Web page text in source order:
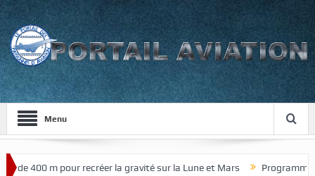
Menu
de 400 m pour recréer la gravité sur la Lune et Mars Programme